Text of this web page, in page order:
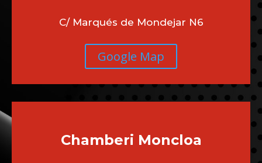
C/ Marqués de Mondejar N6
Google Map
Chamberi Moncloa